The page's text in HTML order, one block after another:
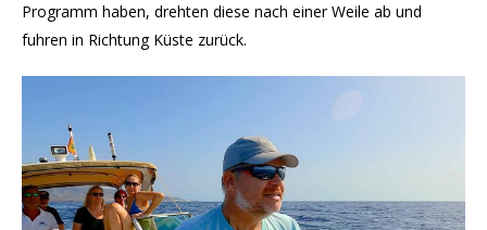
Programm haben, drehten diese nach einer Weile ab und
fuhren in Richtung Küste zurück.